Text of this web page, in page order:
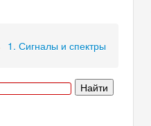
1. Сигналы и спектры